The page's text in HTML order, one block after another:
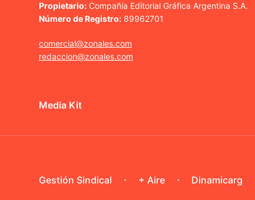
Propietario: Compañía Editorial Gráfica Argentina S.A.
Número de Registro: 89962701
comercial@zonales.com
redaccion@zonales.com
Media Kit
Gestión Sindical + Aire Dinamicarg